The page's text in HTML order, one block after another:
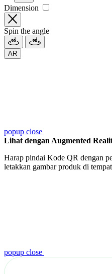
Dimension
Spin the angle
AR
popup close
Lihat dengan Augmented
Harap pindai Kode QR dengan
letakkan gambar produk di
popup close